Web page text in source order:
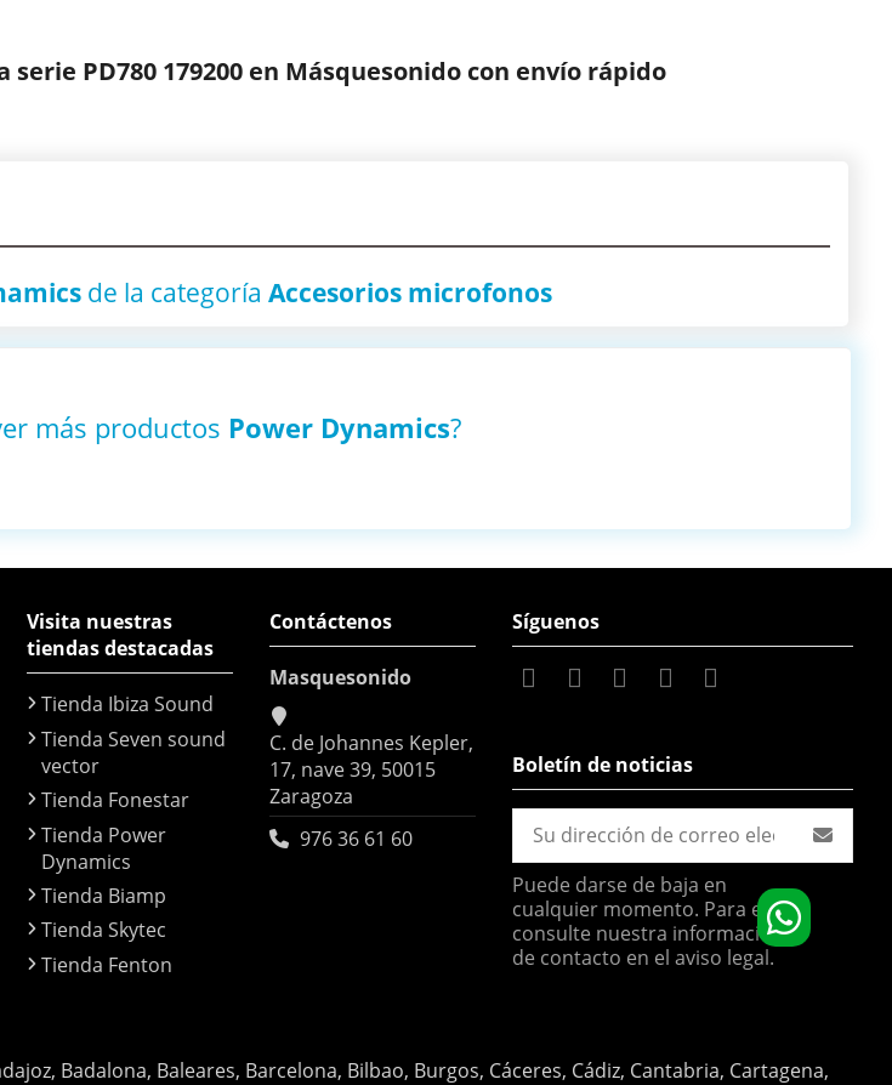
PD780 179200 en Másquesonido con envío rápido
de la categoríaAccesorios microfonos
más productos Power Dynamics?
Visita nuestras
tiendas destacadas
Tienda Ibiza Sound
Tienda Seven sound
vector
Tienda Fonestar
Tienda Power
Dynamics
Tienda Biamp
Tienda Skytec
Tienda Fenton
Contáctenos
Masquesonido
C. de Johannes Kepler,
17, nave 39, 50015
Zaragoza
976 36 61 60
Síguenos
Boletín de noticias
Puede darse de baja en
cualquier momento. Para ello,
consulte nuestra información
de contacto en el aviso legal.
Badalona, Baleares, Barcelona, Bilbao, Burgos, Cáceres, Cádiz, Cantabria, Cartagena,